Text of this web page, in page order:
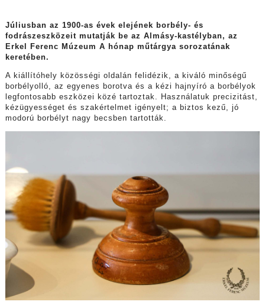
Júliusban az 1900-as évek elejének borbély- és
fodrászeszközeit mutatják be az Almásy-kastélyban, az
Erkel Ferenc Múzeum A hónap műtárgya sorozatának
keretében.
A kiállítóhely közösségi oldalán felidézik, a kiváló minőségű
borbélyolló, az egyenes borotva és a kézi hajnyíró a borbélyok
legfontosabb eszközei közé tartoztak. Használatuk precizitást,
kézügyességet és szakértelmet igényelt; a biztos kezű, jó
modorú borbélyt nagy becsben tartották.